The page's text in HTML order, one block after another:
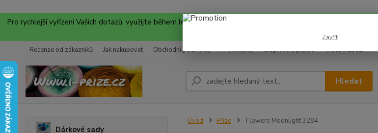
Pro rychlejší vyřízení Vašich dotazů, využijte během letních prázdnin náš email info@i-prize.cz. Děkujeme. !!!
Recenze od zákazníků Jak nakupovat Obchodní podmínky Kontakty Doprava a platba Vrácení zboží
Hledat
Dárkové sady
Úvod Příze Flowers Moonlight 3284
Zavřít